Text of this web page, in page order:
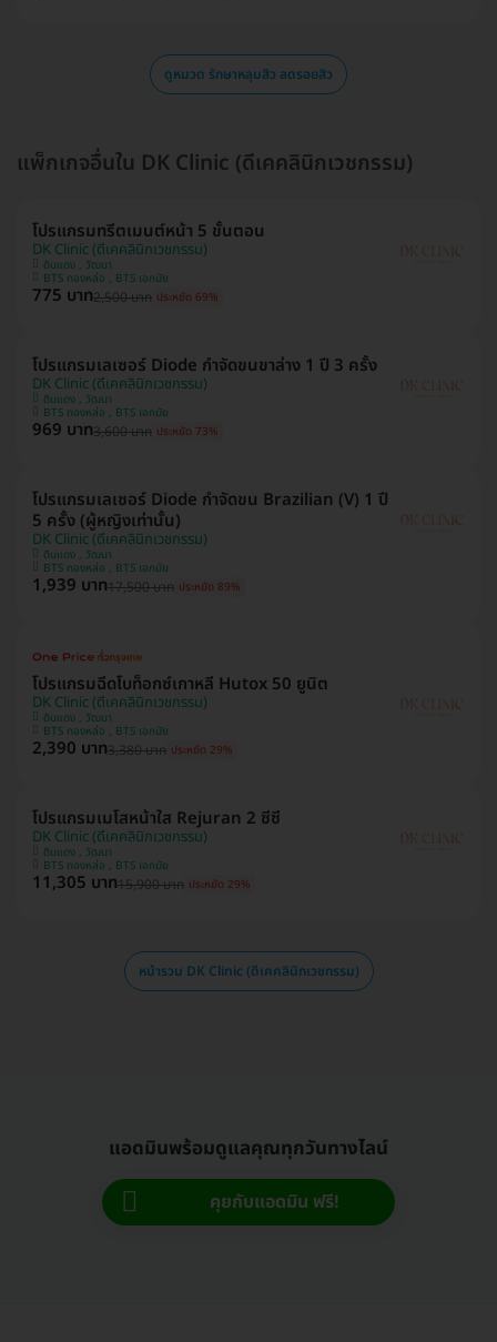
ดูหมวด รักษาหลุมสิว ลดรอยสิว
แพ็กเกจอื่นใน DK Clinic (ดีเคคลินิกเวชกรรม)
โปรแกรมทรีตเมนต์หน้า 5 ขั้นตอน
DK Clinic (ดีเคคลินิกเวชกรรม)
ดินแดง , วัฒนา
BTS ทองหล่อ , BTS เอกมัย
775 บาท2,500 บาท ประหยัด 69%
โปรแกรมเลเซอร์ Diode กำจัดขนขาล่าง 1 ปี 3 ครั้ง
DK Clinic (ดีเคคลินิกเวชกรรม)
ดินแดง , วัฒนา
BTS ทองหล่อ , BTS เอกมัย
969 บาท3,600 บาท ประหยัด 73%
โปรแกรมเลเซอร์ Diode กำจัดขน Brazilian (V) 1 ปี
5 ครั้ง (ผู้หญิงเท่านั้น)
DK Clinic (ดีเคคลินิกเวชกรรม)
ดินแดง , วัฒนา
BTS ทองหล่อ , BTS เอกมัย
1,939 บาท17,500 บาท ประหยัด 89%
โปรแกรมฉีดโบท็อกซ์เกาหลี Hutox 50 ยูนิต
DK Clinic (ดีเคคลินิกเวชกรรม)
ดินแดง , วัฒนา
BTS ทองหล่อ , BTS เอกมัย
2,390 บาท3,380 บาท ประหยัด 29%
โปรแกรมเมโสหน้าใส Rejuran 2 ซีซี
DK Clinic (ดีเคคลินิกเวชกรรม)
ดินแดง , วัฒนา
BTS ทองหล่อ , BTS เอกมัย
11,305 บาท15,900 บาท ประหยัด 29%
หน้ารวม DK Clinic (ดีเคคลินิกเวชกรรม)
แอดมินพร้อมดูแลคุณทุกวันทางไลน์
คุยกับแอดมิน ฟรี!